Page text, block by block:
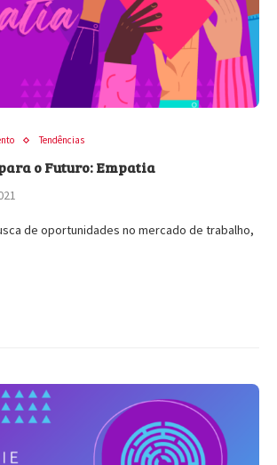
Tendências
o Futuro: Empatia
de oportunidades no mercado de trabalho,